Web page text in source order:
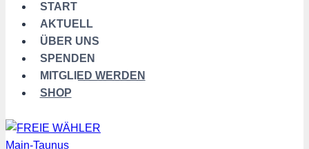
START
AKTUELL
ÜBER UNS
SPENDEN
MITGLIED WERDEN
SHOP